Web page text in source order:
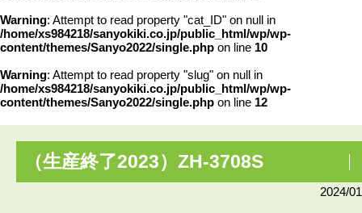
Warning: Attempt to read property "cat_ID" on null in
/home/xs984218/sanyokiki.co.jp/public_html/wp/wp-
content/themes/Sanyo2022/single.php on line 10
Warning: Attempt to read property "slug" on null in
/home/xs984218/sanyokiki.co.jp/public_html/wp/wp-
content/themes/Sanyo2022/single.php on line 12
（生産終了2023）ZH-3708S
2024/